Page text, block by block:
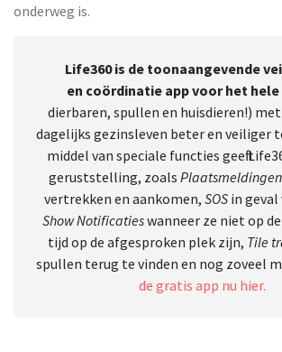
onderweg is.
Life360 is de toonaangevende
en coördinatie app voor het hele
dierbaren, spullen en huisdieren!)
dagelijks gezinsleven beter en veiliger
middel van speciale functies geeft
geruststelling, zoals Plaatsmeldingen
vertrekken en aankomen, SOS in geval
Show Notificatieswanneer ze niet op
tijd op de afgesproken plek zijn, Tile
spullen terug te vinden en nog zoveel
de gratis app nu hier.